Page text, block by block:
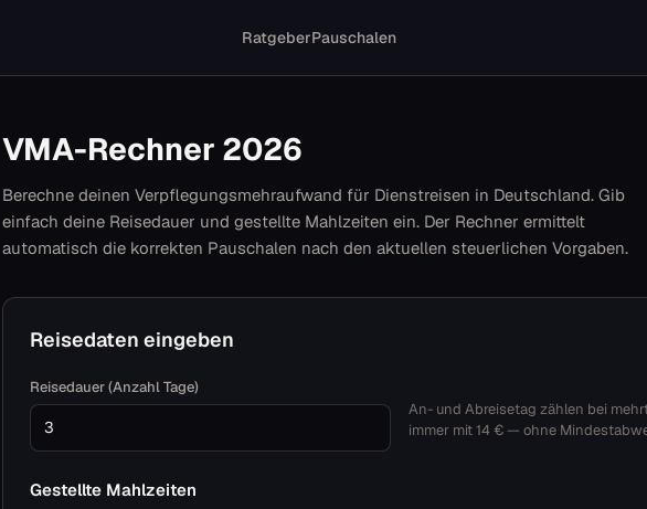
RatgeberPauschalen
VMA-Rechner 2026
Berechne deinen Verpflegungsmehraufwand für Dienstreisen in Deutschland. Gib
einfach deine Reisedauer und gestellte Mahlzeiten ein. Der Rechner ermittelt
automatisch die korrekten Pauschalen nach den aktuellen steuerlichen Vorgaben.
Reisedaten eingeben
Reisedauer (Anzahl Tage)
An- und Abreisetag zählen bei
immer mit 14 € — ohne
Gestellte Mahlzeiten